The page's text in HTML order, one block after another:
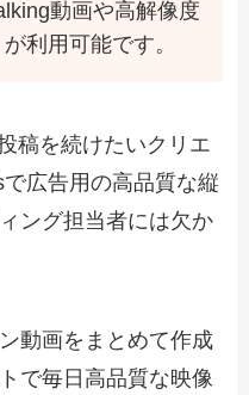
動画や高解像度
利用可能です。
稿を続けたいクリエ
広告用の高品質な縦
ング担当者には欠か
動画をまとめて作成
で毎日高品質な映像